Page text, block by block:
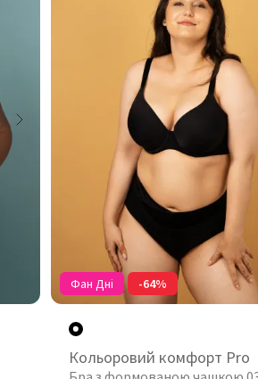
Фан Дні -64%
Кольоровий комфорт Pro